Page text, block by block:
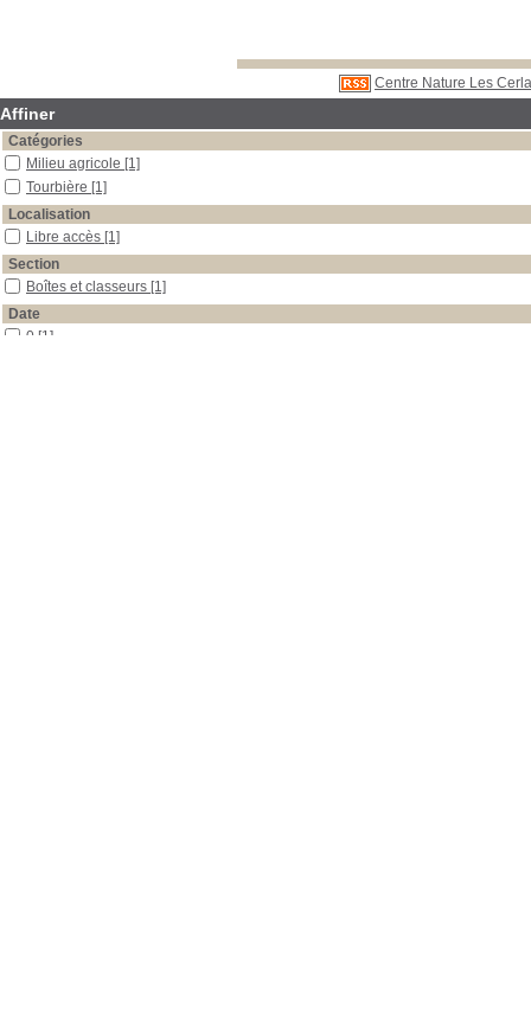
Centre Nature Les
Affiner
Catégories
Milieu agricole [1]
Tourbière [1]
Localisation
Libre accès [1]
Section
Boîtes et classeurs [1]
Date
0 [1]